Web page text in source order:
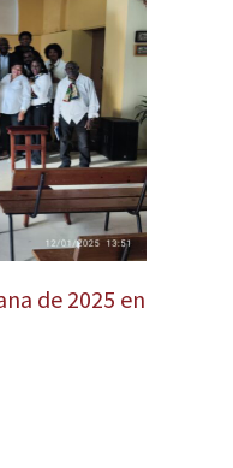
de 2025 en